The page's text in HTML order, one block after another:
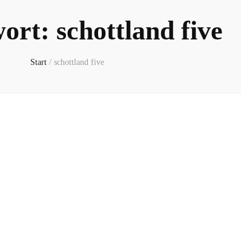
schottland five
Start / schottland five